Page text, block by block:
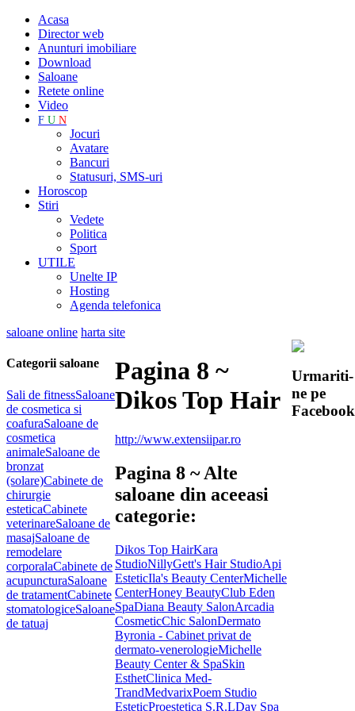
Acasa
Director web
Anunturi imobiliare
Download
Saloane
Retete online
Video
F U N
Jocuri
Avatare
Bancuri
Statusuri, SMS-uri
Horoscop
Stiri
Vedete
Politica
Sport
UTILE
Unelte IP
Hosting
Agenda telefonica
saloane online harta site
Categorii saloane
Sali de fitnessSaloane
de cosmetica si
coafuraSaloane de
cosmetica
animaleSaloane de
bronzat
(solare)Cabinete de
chirurgie
esteticaCabinete
veterinareSaloane de
masajSaloane de
remodelare
corporalaCabinete de
acupuncturaSaloane
de tratamentCabinete
stomatologiceSaloane
de tatuaj
Pagina 8 ~
Dikos Top Hair
http://www.extensiipar.ro
Pagina 8 ~ Alte
saloane din aceeasi
categorie:
Dikos Top HairKara
StudioNillyGett's Hair StudioApi
EsteticIla's Beauty CenterMichelle
CenterHoney BeautyClub Eden
SpaDiana Beauty SalonArcadia
CosmeticChic SalonDermato
Byronia - Cabinet privat de
dermato-venerologieMichelle
Beauty Center & SpaSkin
EsthetClinica Med-
TrandMedvarixPoem Studio
EsteticProestetica S.R.LDay Spa
Urmariti-
ne pe
Facebook